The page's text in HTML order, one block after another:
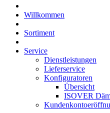
Willkommen
Sortiment
Service
Dienstleistungen
Lieferservice
Konfiguratoren
Übersicht
ISOVER